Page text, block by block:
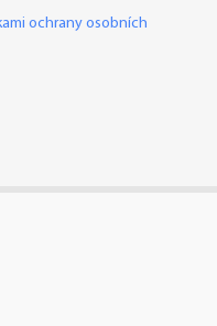
ochrany osobních